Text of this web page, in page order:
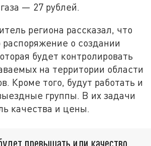
— 27 рублей.
региона рассказал, что
о создании
будет контролировать
на территории области
Кроме того, будут работать и
группы. В их задачи
качества и цены.
превышать или качество